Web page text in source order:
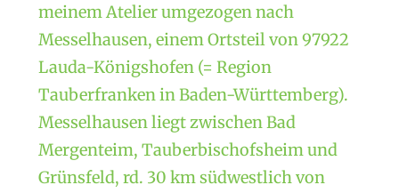
meinem Atelier umgezogen nach
Messelhausen, einem Ortsteil von 97922
Lauda-Königshofen (= Region
Tauberfranken in Baden-Württemberg).
Messelhausen liegt zwischen Bad
Mergenteim, Tauberbischofsheim und
Grünsfeld, rd. 30 km südwestlich von